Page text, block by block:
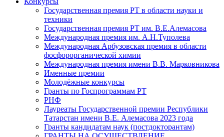
Государственная премия РТ в области науки и
техники
Государственная премия РТ им. В.Е.Алемасова
Международная премия им. А.Н.Туполева
Международная Арбузовская премия в области
фосфорорганической химии
Международная премия имени В.В. Марковникова
Именные премии
Молодёжные конкурсы
Гранты по Госпрограммам РТ
РНФ
Лауреаты Государственной премии Республики
Татарстан имени В.Е. Алемасова 2023 года
Гранты кандидатам наук (постдокторантам)